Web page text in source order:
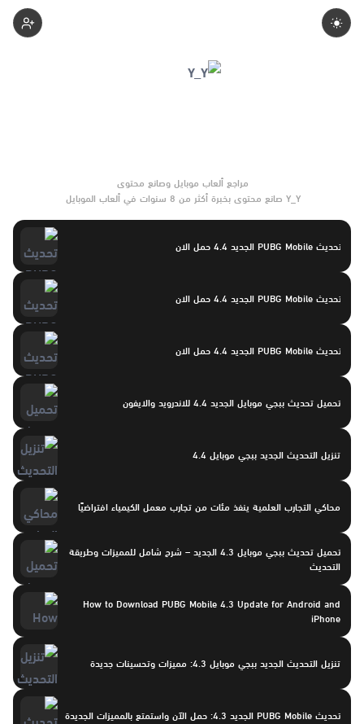
Y_Y صانع محتوى بخبرة أكثر من 8 سنوات في ألعاب الموبايل
تحديث PUBG Mobile الجديد 4.4 حمل الان
تحديث PUBG Mobile الجديد 4.4 حمل الان
تحديث PUBG Mobile الجديد 4.4 حمل الان
تحميل تحديث ببجي موبايل الجديد 4.4 للاندرويد والايفون
تنزيل التحديث الجديد ببجي موبايل 4.4
محاكي التجارب العلمية ينفذ مئات من تجارب معمل الكيمياء افتراضيًا
تحميل تحديث ببجي موبايل 4.3 الجديد – شرح شامل للمميزات وطريقة
التحديث
How to Download PUBG Mobile 4.3 Update for Android and
iPhone
تنزيل التحديث الجديد ببجي موبايل 4.3: مميزات وتحسينات جديدة
تحديث PUBG Mobile الجديد 4.3: حمل الآن واستمتع بالمميزات الجديدة